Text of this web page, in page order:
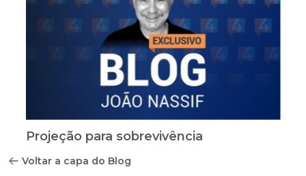
Projeção para sobrevivência
Voltar a capa do Blog